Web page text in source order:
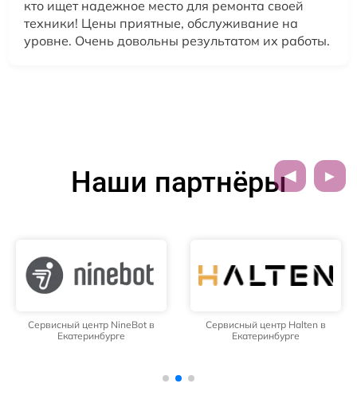
кто ищет надежное место для ремонта своей
техники! Цены приятные, обслуживание на
уровне. Очень довольны результатом их работы.
Наши партнёры
Сервисный центр NineBot в
Екатеринбурге
Сервисный центр Halten в
Екатеринбурге